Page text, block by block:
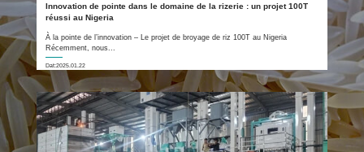
Innovation de pointe dans le domaine de la rizerie : un projet 100T
réussi au Nigeria
À la pointe de l’innovation – Le projet de broyage de riz 100T au Nigeria
Récemment, nous...
Dat:2025.01.22